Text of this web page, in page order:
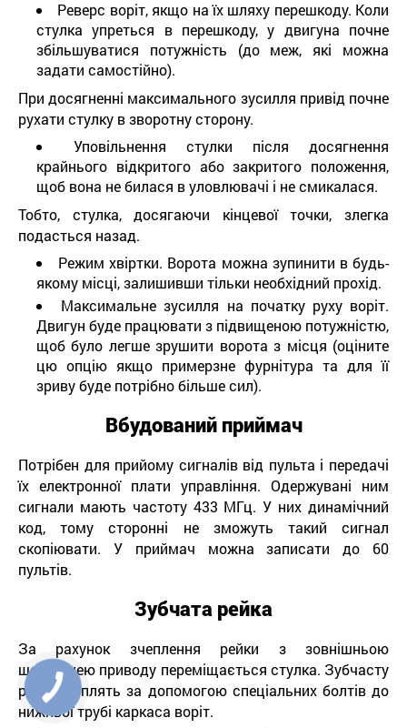
Реверс воріт, якщо на їх шляху перешкоду. Коли
стулка упреться в перешкоду, у двигуна почне
збільшуватися потужність (до меж, які можна
задати самостійно).
При досягненні максимального зусилля привід почне
рухати стулку в зворотну сторону.
Уповільнення стулки після досягнення
крайнього відкритого або закритого положення,
щоб вона не билася в уловлювачі і не смикалася.
Тобто, стулка, досягаючи кінцевої точки, злегка
подасться назад.
Режим хвіртки. Ворота можна зупинити в будь-
якому місці, залишивши тільки необхідний прохід.
Максимальне зусилля на початку руху воріт.
Двигун буде працювати з підвищеною потужністю,
щоб було легше зрушити ворота з місця (оціните
цю опцію якщо примерзне фурнітура та для її
зриву буде потрібно більше сил).
Вбудований приймач
Потрібен для прийому сигналів від пульта і передачі
їх електронної плати управління. Одержувані ним
сигнали мають частоту 433 МГц. У них динамічний
код, тому сторонні не зможуть такий сигнал
скопіювати. У приймач можна записати до 60
пультів.
Зубчата рейка
За рахунок зчеплення рейки з зовнішньою
шестернею приводу переміщається стулка. Зубчасту
рейку кріплять за допомогою спеціальних болтів до
нижньої трубі каркаса воріт.